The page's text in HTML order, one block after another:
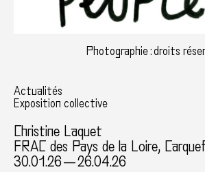
Photographie : droits
Actualités
Exposition collective
Christine Laquet
FRAC des Pays de la Loire,
30.01.26 — 26.04.26